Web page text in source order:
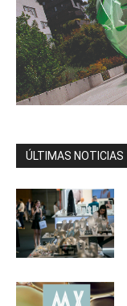
ÚLTIMAS NOTICIAS